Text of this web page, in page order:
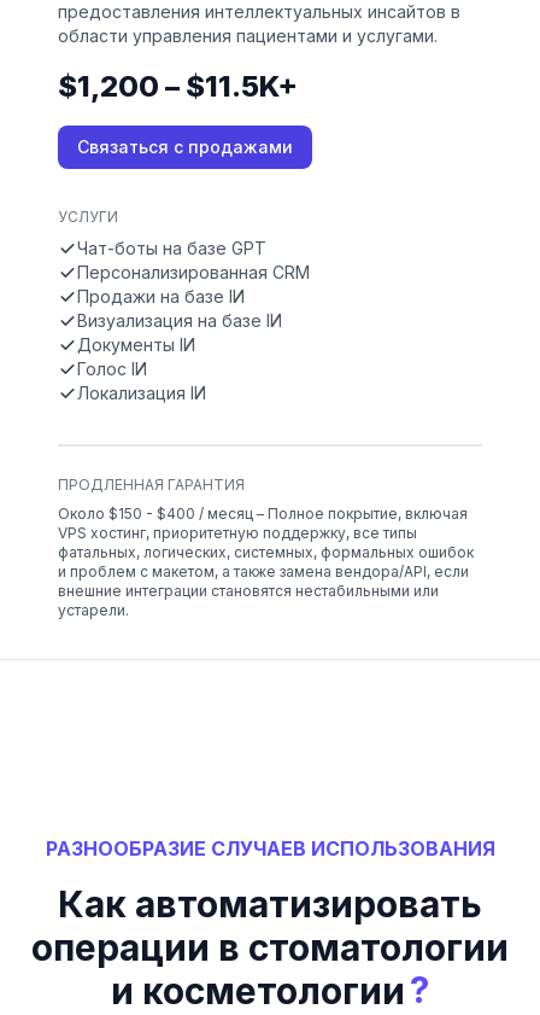
предоставления интеллектуальных инсайтов в
области управления пациентами и услугами.
$1,200 – $11.5K+
Связаться с продажами
УСЛУГИ
Чат-боты на базе GPT
Персонализированная CRM
Продажи на базе IИ
Визуализация на базе IИ
Документы IИ
Голос IИ
Локализация IИ
ПРОДЛЕННАЯ ГАРАНТИЯ
Около $150 - $400 / месяц – Полное покрытие, включая
VPS хостинг, приоритетную поддержку, все типы
фатальных, логических, системных, формальных ошибок
и проблем с макетом, а также замена вендора/API, если
внешние интеграции становятся нестабильными или
устарели.
РАЗНООБРАЗИЕ СЛУЧАЕВ ИСПОЛЬЗОВАНИЯ
Как автоматизировать
операции в стоматологии
и косметологии?